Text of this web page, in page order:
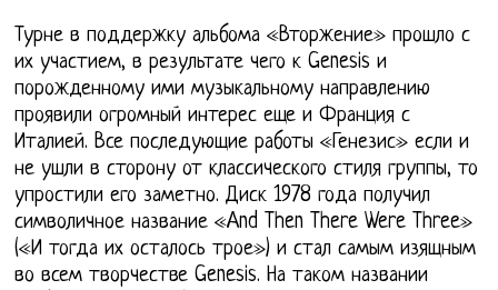
Турне в поддержку альбома «Вторжение» прошло с
их участием, в результате чего к Genesis и
порожденному ими музыкальному направлению
проявили огромный интерес еще и Франция с
Италией. Все последующие работы «Генезис» если и
не ушли в сторону от классического стиля группы, то
упростили его заметно. Диск 1978 года получил
символичное название «And Then There Were Three»
(«И тогда их осталось трое») и стал самым изящным
во всем творчестве Genesis. На таком названии